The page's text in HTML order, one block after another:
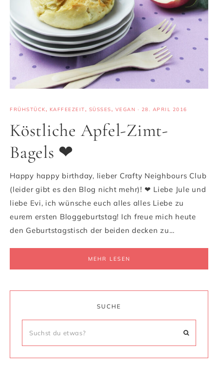
FRÜHSTÜCK, KAFFEEZEIT, SÜSSES , VEGAN · 28. APRIL 2016
Köstliche Apfel-Zimt-
Bagels ❤
Happy happy birthday, lieber Crafty Neighbours Club
(leider gibt es den Blog nicht mehr)! ❤ Liebe Jule und
liebe Evi, ich wünsche euch alles alles Liebe zu
eurem ersten Bloggeburtstag! Ich freue mich heute
den Geburtstagstisch der beiden decken zu…
MEHR LESEN
SUCHE